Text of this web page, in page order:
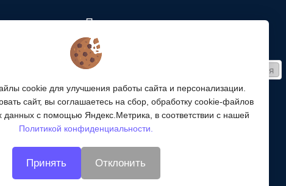
кабельных
связи
Подписка
Получайте только полезные статьи!
Подписаться
Согласен на обработку персональных данных
Мы в соцсетях:
cookie для улучшения работы сайта и персонализации.
сайт, вы соглашаетесь на сбор, обработку cookie-файлов
данных с помощью Яндекс.Метрика, в соответствии с нашей
Политикой конфиденциальности.
Принять Отклонить